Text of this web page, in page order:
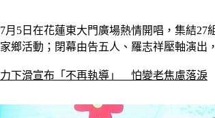
7月5日在花蓮東大門廣場熱情開唱，集結
鄉活動；閉幕由告五人、羅志祥壓軸演
下滑宣布「不再執導」　怕變老焦慮落淚